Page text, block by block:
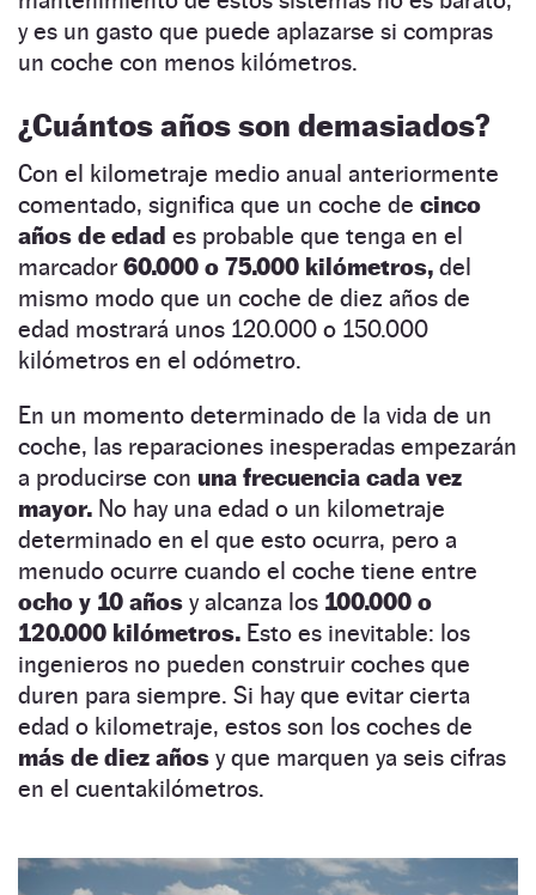
y es un gasto que puede aplazarse si compras
un coche con menos kilómetros.
¿Cuántos años son demasiados?
Con el kilometraje medio anual anteriormente
comentado, significa que un coche de cinco
años de edad es probable que tenga en el
marcador 60.000 o 75.000 kilómetros, del
mismo modo que un coche de diez años de
edad mostrará unos 120.000 o 150.000
kilómetros en el odómetro.
En un momento determinado de la vida de un
coche, las reparaciones inesperadas empezarán
a producirse con una frecuencia cada vez
mayor. No hay una edad o un kilometraje
determinado en el que esto ocurra, pero a
menudo ocurre cuando el coche tiene entre
ocho y 10 años y alcanza los 100.000 o
120.000 kilómetros. Esto es inevitable: los
ingenieros no pueden construir coches que
duren para siempre. Si hay que evitar cierta
edad o kilometraje, estos son los coches de
más de diez años y que marquen ya seis cifras
en el cuentakilómetros.